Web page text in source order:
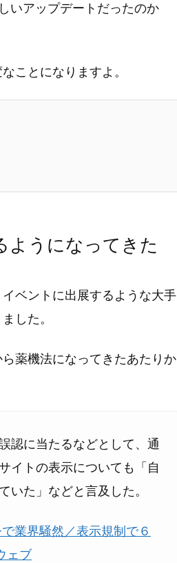
いアップデートだったのか
ことになりますよ。
ようになってきた
ベントに出展するような大手
した。
薬機法になってきたあたりか
認に当たるなどとして、通
イトの表示についても「自
いた」などと言及した。
業界騒然／表示規制で６
ェブ